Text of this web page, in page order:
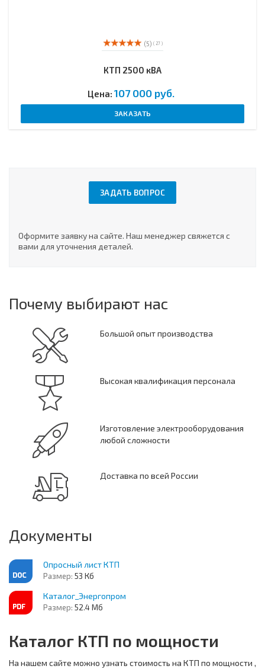
(5) ( 27 )
КТП 2500 кВА
Цена: 107 000 руб.
ЗАКАЗАТЬ
ЗАДАТЬ ВОПРОС
Оформите заявку на сайте. Наш менеджер свяжется с
вами для уточнения деталей.
Почему выбирают нас
Большой опыт производства
Высокая квалификация персонала
Изготовление электрооборудования
любой сложности
Доставка по всей России
Документы
Опросный лист КТП
Размер: 53 Кб
Каталог_Энергопром
Размер: 52.4 Мб
Каталог КТП по мощности
На нашем сайте можно узнать стоимость на КТП по мощности ,